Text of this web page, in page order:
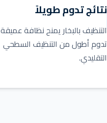
نتائج تدوم طويلاً
التنظيف بالبخار يمنح نظافة عميقة
تدوم أطول من التنظيف السطحي
التقليدي.